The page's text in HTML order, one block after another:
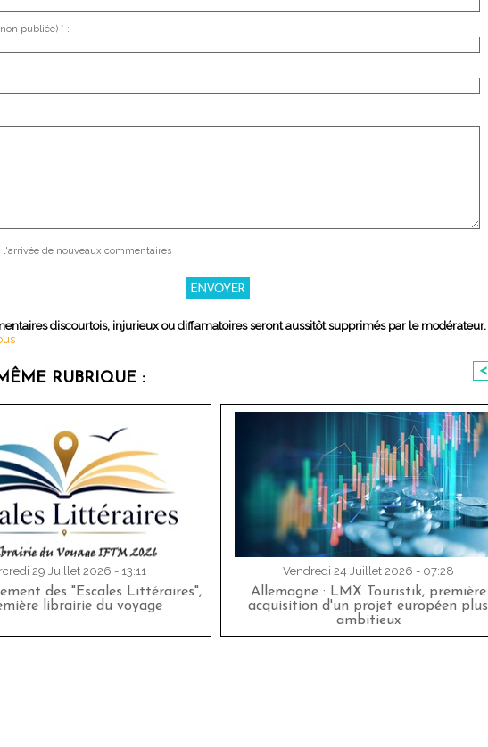
publiée) * :
:
l'arrivée de nouveaux commentaires
discourtois, injurieux ou diffamatoires seront aussitôt supprimés par le modérateur.
RUBRIQUE : <
29 Juillet 2026 - 13:11
des "Escales Littéraires",
librairie du voyage
Vendredi 24 Juillet 2026 - 07:28
Allemagne : LMX Touristik, première
acquisition d'un projet européen plus
ambitieux